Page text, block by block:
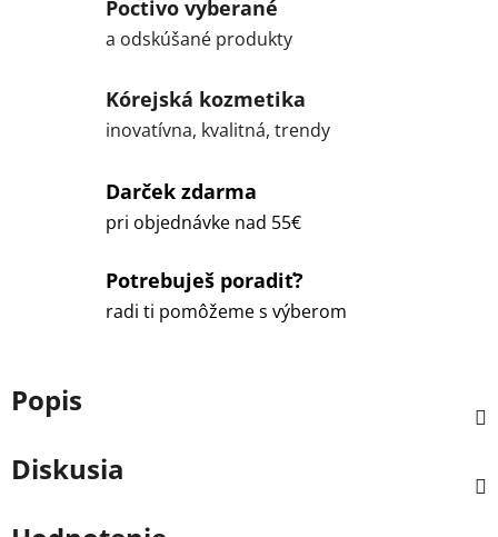
Poctivo vyberané
a odskúšané produkty
Kórejská kozmetika
inovatívna, kvalitná, trendy
Darček zdarma
pri objednávke nad 55€
Potrebuješ poradiť?
radi ti pomôžeme s výberom
Popis
Diskusia